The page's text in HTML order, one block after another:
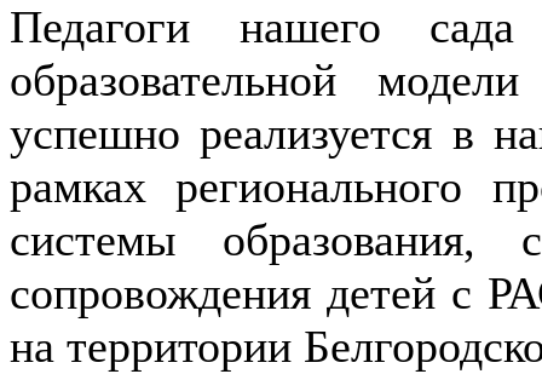
Педагоги нашего
образовательной
успешно реализуется в
рамках регионального
системы образования,
сопровождения детей с
на территории